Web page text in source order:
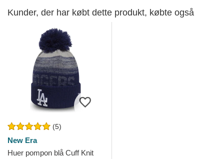
Kunder, der har købt dette produkt, købte også
(5)
New Era
Huer pompon blå Cuff Knit